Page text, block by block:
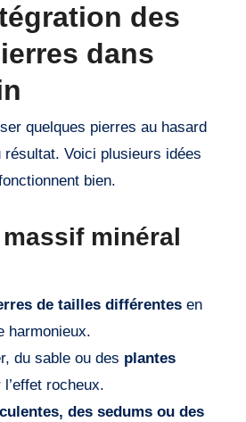
des
dans
quelques pierres au hasard
résultat. Voici plusieurs idées
bien.
minéral
de tailles différentes en
harmonieux.
du sable ou des plantes
rocheux.
des sedums ou des